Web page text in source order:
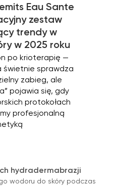
Eau Sante
zestaw
trendy w
w 2025 roku
po krioterapię —
sprawdza
zabieg, ale
pojawia się, gdy
protokołach
profesjonalną
hydradermabrazji
wodoru do skóry podczas